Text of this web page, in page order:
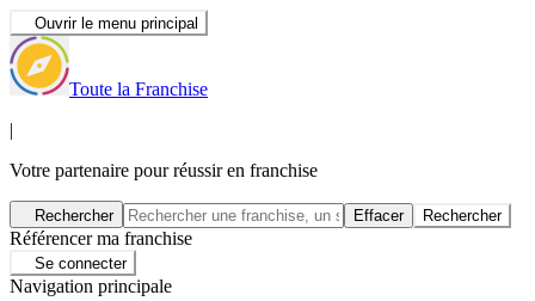
Ouvrir le menu principal
Toute la Franchise
|
Votre partenaire pour réussir en franchise
Rechercher Effacer Rechercher
Référencer ma franchise
Se connecter
Navigation principale